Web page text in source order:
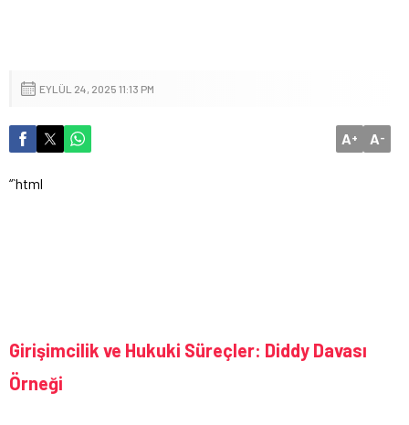
EYLÜL 24, 2025 11:13 PM
A+ A-
“`html
Girişimcilik ve Hukuki Süreçler: Diddy Davası
Örneği